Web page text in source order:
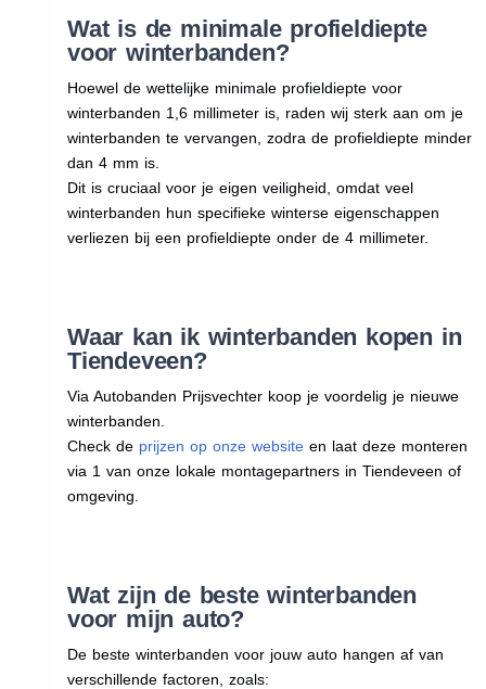
Wat is de minimale profieldiepte
voor winterbanden?
Hoewel de wettelijke minimale profieldiepte voor
winterbanden 1,6 millimeter is, raden wij sterk aan om je
winterbanden te vervangen, zodra de profieldiepte minder
dan 4 mm is.
Dit is cruciaal voor je eigen veiligheid, omdat veel
winterbanden hun specifieke winterse eigenschappen
verliezen bij een profieldiepte onder de 4 millimeter.
Waar kan ik winterbanden kopen in
Tiendeveen?
Via Autobanden Prijsvechter koop je voordelig je nieuwe
winterbanden.
Check de prijzen op onze websiteen laat deze monteren
via 1 van onze lokale montagepartners in Tiendeveen of
omgeving.
Wat zijn de beste winterbanden
voor mijn auto?
De beste winterbanden voor jouw auto hangen af van
verschillende factoren, zoals: